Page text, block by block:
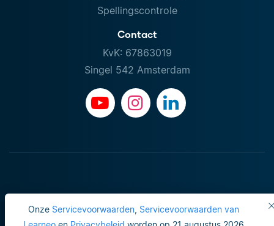
Onze Servicevoorwaarden, Servicevoorwaarden van
Spellingscontrole
Contact
KvK: 67863019
Singel 542 Amsterdam